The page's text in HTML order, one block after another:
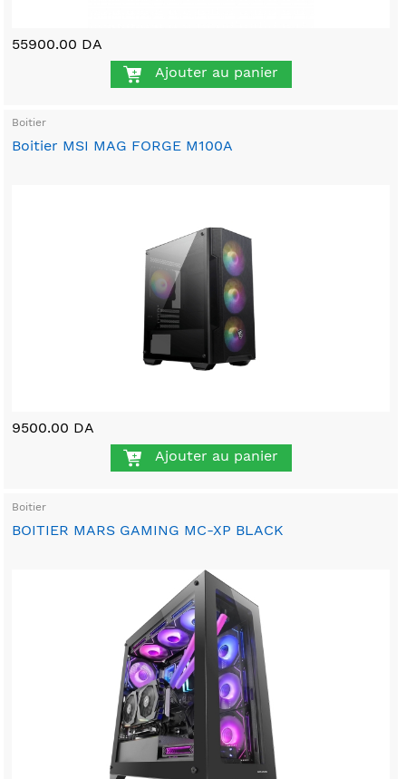
55900.00 DA
Ajouter au panier
Boitier
Boitier MSI MAG FORGE M100A
9500.00 DA
Ajouter au panier
Boitier
BOITIER MARS GAMING MC-XP BLACK